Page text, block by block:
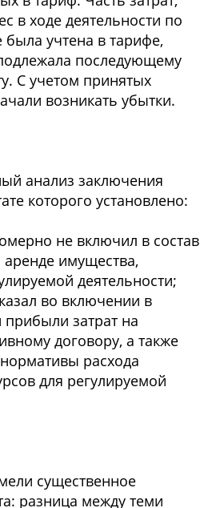
в ходе деятельности по
учтена в тарифе,
последующему
С учетом принятых
возникать убытки.
анализ заключения
которого установлено:
не включил в состав
имущества,
деятельности;
во включении в
затрат на
договору, а также
расхода
для регулируемой
существенное
разница между теми